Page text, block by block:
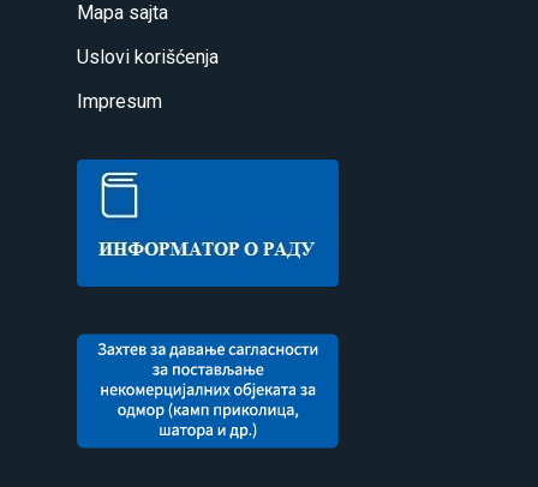
Mapa sajta
Uslovi korišćenja
Impresum